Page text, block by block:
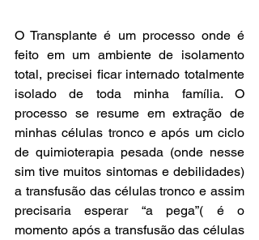
O Transplante é um processo onde é
feito em um ambiente de isolamento
total, precisei ficar internado totalmente
isolado de toda minha família. O
processo se resume em extração de
minhas células tronco e após um ciclo
de quimioterapia pesada (onde nesse
sim tive muitos sintomas e debilidades)
a transfusão das células tronco e assim
precisaria esperar “a pega”( é o
momento após a transfusão das células